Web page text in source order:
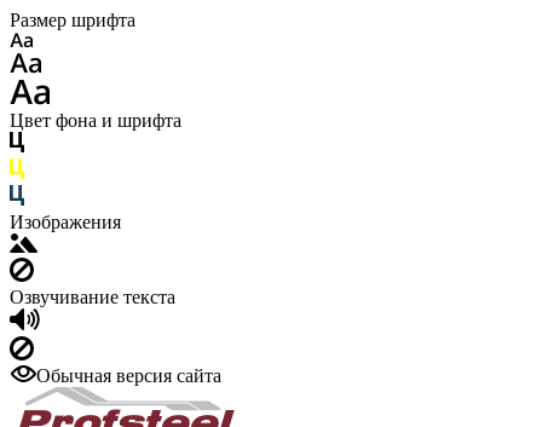
Размер шрифта
Цвет фона и шрифта
Изображения
Озвучивание текста
Обычная версия сайта